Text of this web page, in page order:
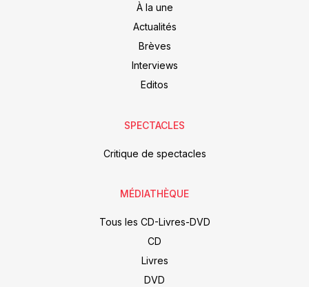
À la une
Actualités
Brèves
Interviews
Editos
SPECTACLES
Critique de spectacles
MÉDIATHÈQUE
Tous les CD-Livres-DVD
CD
Livres
DVD